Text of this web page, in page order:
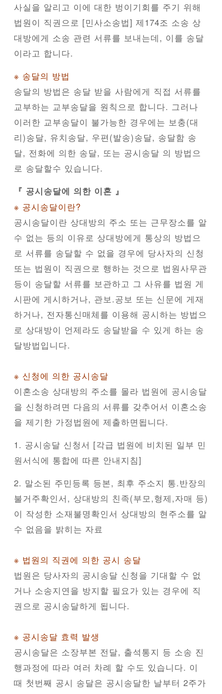
사실을 알리고 이에 대한 벙이기회를 주기 위해
법원이 직권으로 [민사소송법] 제174조 소송 상
대방에게 소송 관련 서류를 보내는데, 이를 송달
이라고 합니다.
※ 송달의 방법
송달의 방법은 송달 받을 사람에게 직접 서류를
교부하는 교부송달을 원칙으로 합니다. 그러나
이러한 교부송달이 불가능한 경우에는 보충(대
리)송달, 유치송달, 우편(발송)송달, 송달함 송
달, 전화에 의한 송달, 또는 공시송달 의 방법으
로 송달할수 있습니다.
『 공시송달에 의한 이혼 』
※ 공시송달이란?
공시송달이란 상대방의 주소 또는 근무장소를 알
수 없는 등의 이유로 상대방에게 통상의 방법으
로 서류를 송달할 수 없을 경우에 당사자의 신청
또는 법원이 직권으로 행하는 것으로 법원사무관
등이 송달할 서류를 보관하고 그 사유를 법원 게
시판에 게시하거나, 관보.공보 또는 신문에 게재
하거나, 전자통신매체를 이용해 공시하는 방법으
로 상대방이 언제라도 송달받을 수 있게 하는 송
달방법입니다.
※ 신청에 의한 공시송달
이혼소송 상대방의 주소를 몰라 법원에 공시송달
을 신청하려면 다음의 서류를 갖추어서 이혼소송
을 제기한 가정법원에 제출하면됩니다.
1. 공시송달 신청서 [각급 법원에 비치된 일부 민
원서식에 통합에 따른 안내지침]
2. 말소된 주민등록 등본, 최후 주소지 통.반장의
불거주확인서, 상대방의 친족(부모,형제,자매 등)
이 작성한 소재불명확인서 상대방의 현주소를 알
수 없음을 밝히는 자료
※ 법원의 직권에 의한 공시 송달
법원은 당사자의 공시송달 신청을 기대할 수 없
거나 소송지연을 방지할 필요가 있는 경우에 직
권으로 공시송달하게 됩니다.
※ 공시송달 효력 발생
공시송달은 소장부본 전달, 출석통지 등 소송 진
행과정에 따라 여러 차례 할 수도 있습니다. 이
때 첫번째 공시 송달은 공시송달한 날부터 2주가